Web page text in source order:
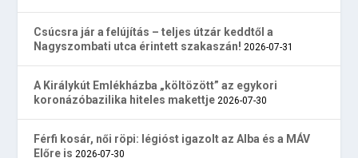
Csúcsra jár a felújítás – teljes útzár keddtől a
Nagyszombati utca érintett szakaszán! 2026-07-31
A Királykút Emlékházba „költözött” az egykori
koronázóbazilika hiteles makettje 2026-07-30
Férfi kosár, női röpi: légióst igazolt az Alba és a MÁV
Előre is 2026-07-30